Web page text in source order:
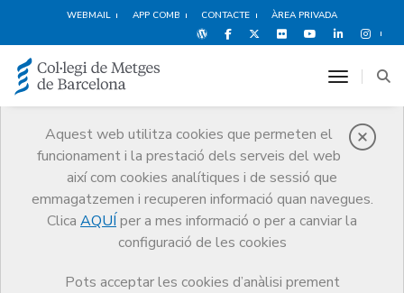
WEBMAIL APP COMB CONTACTE ÀREA PRIVADA
Aquest web utilitza cookies que permeten el
funcionament i la prestació dels serveis del web
així com cookies analítiques i de sessió que
emmagatzemen i recuperen informació quan navegues.
Clica AQUÍ per a mes informació o per a canviar la
configuració de les cookies
Pots acceptar les cookies d’anàlisi prement
toggle
Protecció social
Salut i benestar del metge Protecció social